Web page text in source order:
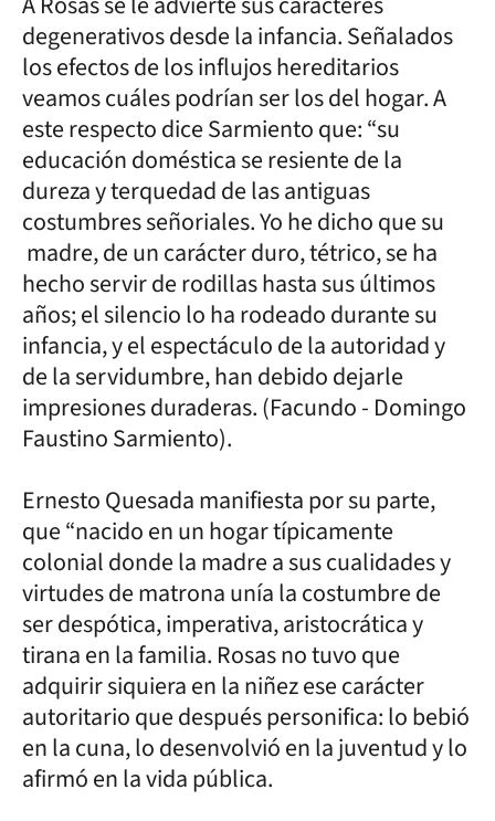
degenerativos desde la infancia. Señalados
los efectos de los influjos hereditarios
veamos cuáles podrían ser los del hogar. A
este respecto dice Sarmiento que: “su
educación doméstica se resiente de la
dureza y terquedad de las antiguas
costumbres señoriales. Yo he dicho que su
madre, de un carácter duro, tétrico, se ha
hecho servir de rodillas hasta sus últimos
años; el silencio lo ha rodeado durante su
infancia, y el espectáculo de la autoridad y
de la servidumbre, han debido dejarle
impresiones duraderas. (Facundo - Domingo
Faustino Sarmiento).
Ernesto Quesada manifiesta por su parte,
que “nacido en un hogar típicamente
colonial donde la madre a sus cualidades y
virtudes de matrona unía la costumbre de
ser despótica, imperativa, aristocrática y
tirana en la familia. Rosas no tuvo que
adquirir siquiera en la niñez ese carácter
autoritario que después personifica: lo bebió
en la cuna, lo desenvolvió en la juventud y lo
afirmó en la vida pública.